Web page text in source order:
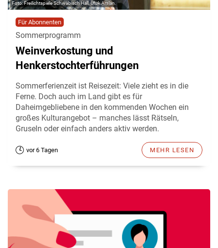
Freilichtspiele Schwäbisch Hall, Ufuk Arslan.
Für Abonnenten
Sommerprogramm
Weinverkostung und
Henkerstochterführungen
Sommerferienzeit ist Reisezeit: Viele zieht es in die
Ferne. Doch auch im Land gibt es für
Daheimgebliebene in den kommenden Wochen ein
großes Kulturangebot – manches lässt Rätseln,
Gruseln oder einfach anders aktiv werden.
vor 6 Tagen MEHR LESEN